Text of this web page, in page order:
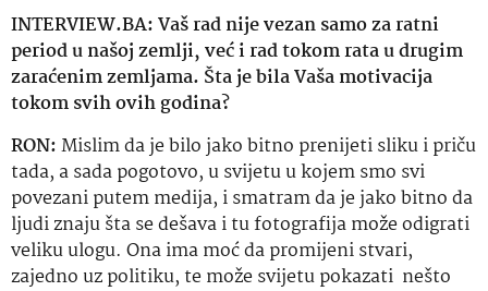
INTERVIEW.BA: Vaš rad nije vezan samo za ratni
period u našoj zemlji, već i rad tokom rata u drugim
zaraćenim zemljama. Šta je bila Vaša motivacija
tokom svih ovih godina?
RON:Mislim da je bilo jako bitno prenijeti sliku i priču
tada, a sada pogotovo, u svijetu u kojem smo svi
povezani putem medija, i smatram da je jako bitno da
ljudi znaju šta se dešava i tu fotografija može odigrati
veliku ulogu. Ona ima moć da promijeni stvari,
zajedno uz politiku, te može svijetu pokazati nešto